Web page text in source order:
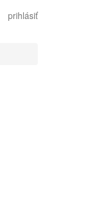
prihlásiť